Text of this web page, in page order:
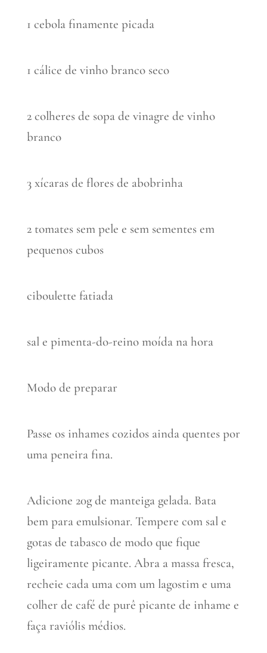
1 cebola finamente picada
1 cálice de vinho branco seco
2 colheres de sopa de vinagre de vinho
branco
3 xícaras de flores de abobrinha
2 tomates sem pele e sem sementes em
pequenos cubos
ciboulette fatiada
sal e pimenta-do-reino moída na hora
Modo de preparar
Passe os inhames cozidos ainda quentes por
uma peneira fina.
Adicione 20g de manteiga gelada. Bata
bem para emulsionar. Tempere com sal e
gotas de tabasco de modo que fique
ligeiramente picante. Abra a massa fresca,
recheie cada uma com um lagostim e uma
colher de café de purê picante de inhame e
faça raviólis médios.